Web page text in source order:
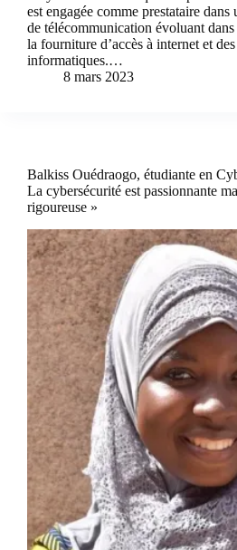
est engagée comme prestataire dans
de télécommunication évoluant
la fourniture d’accès à internet et
informatiques.…
8 mars 2023
Balkiss Ouédraogo, étudiante en
La cybersécurité est passionnante
rigoureuse »